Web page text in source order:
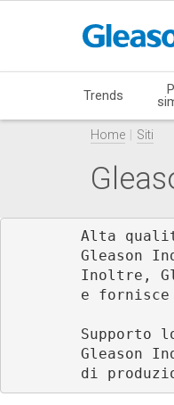
Trends
Home Siti
Alta
Gleason
Inoltre,
e fornisce
Supporto
Gleason
di